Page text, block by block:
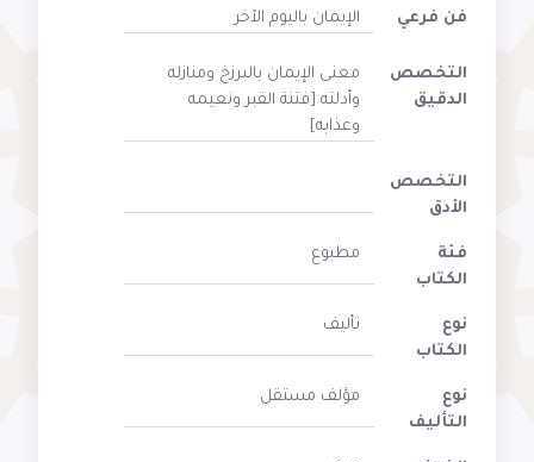
فن فرعي الإيمان باليوم الآخر
التخصص
الدقيق
معنى الإيمان بالبرزخ ومنازله
وأدلته [فتنة القبر ونعيمه
وعذابه]
التخصص
الأدق
فئة
الكتاب
مطبوع
نوع
الكتاب
تأليف
نوع
التأليف
مؤلف مستقل